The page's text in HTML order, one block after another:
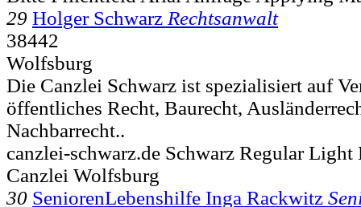
29 Holger Schwarz Rechtsanwalt
38442
Wolfsburg
Die Canzlei Schwarz ist spezialisiert auf
öffentliches Recht, Baurecht,
Nachbarrecht..
canzlei-schwarz.de Schwarz Regular
Canzlei Wolfsburg
30 SeniorenLebenshilfe Inga Rackwitz